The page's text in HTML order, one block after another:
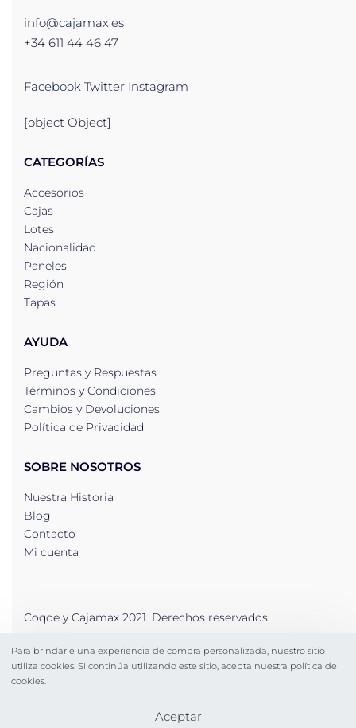
info@cajamax.es
+34 611 44 46 47
Facebook Twitter Instagram
[object Object]
CATEGORÍAS
Accesorios
Cajas
Lotes
Nacionalidad
Paneles
Región
Tapas
AYUDA
Preguntas y Respuestas
Términos y Condiciones
Cambios y Devoluciones
Política de Privacidad
SOBRE NOSOTROS
Nuestra Historia
Blog
Contacto
Mi cuenta
Coqoe y Cajamax 2021. Derechos reservados.
Secure payments
Para brindarle una experiencia de compra personalizada, nuestro sitio
utiliza cookies. Si continúa utilizando este sitio, acepta nuestra política de
cookies.
Aceptar